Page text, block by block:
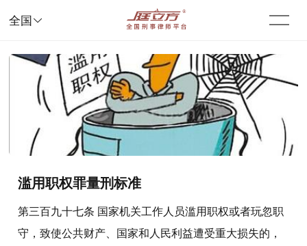
全国 
滥用职权罪量刑标准
第三百九十七条 国家机关工作人员滥用职权或者玩忽职
守，致使公共财产、国家和人民利益遭受重大损失的，